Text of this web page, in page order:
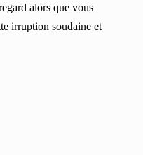
alors que vous
irruption soudaine et